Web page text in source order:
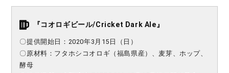
『コオロギビール/Cricket Dark Ale』
〇提供開始日：2020年3月15日（日）
〇原材料：フタホシコオロギ（福島県産）、麦芽、ホップ、
酵母